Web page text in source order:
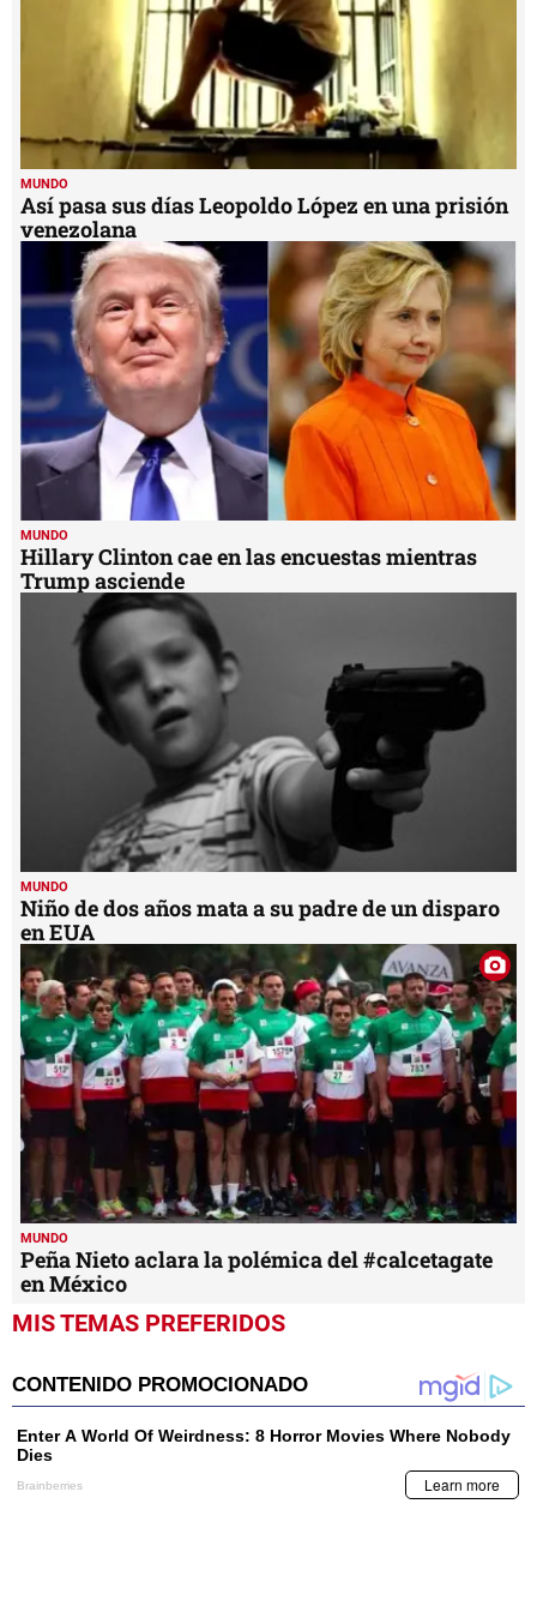
MUNDO
Así pasa sus días Leopoldo López en una prisión
venezolana
MUNDO
Hillary Clinton cae en las encuestas mientras
Trump asciende
MUNDO
Niño de dos años mata a su padre de un disparo
en EUA
MUNDO
Peña Nieto aclara la polémica del #calcetagate
en México
MIS TEMAS PREFERIDOS